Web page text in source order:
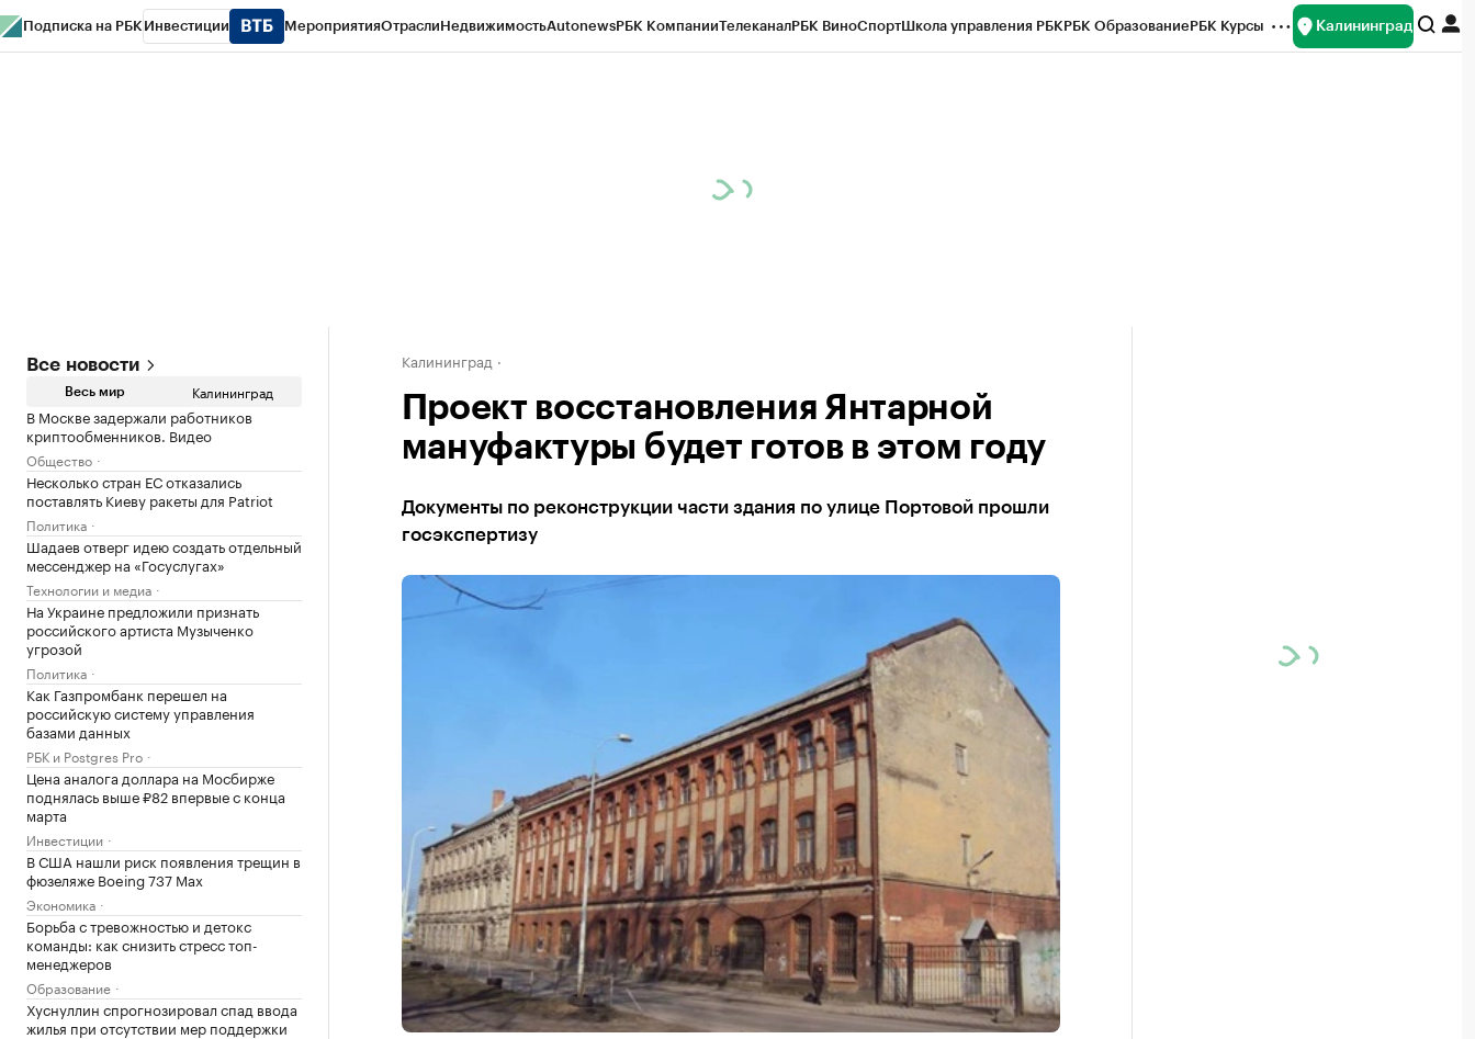
Подписка на РБК Инвестиции МероприятияОтраслиНедвижимостьAutonewsРБК КомпанииТелеканалРБК ВиноСпортШкола управления РБКРБК ОбразованиеРБК Курсы Калининград
Все новости
Весь мир Калининград
В Москве задержали работников
криптообменников. Видео
Общество
Несколько стран ЕС отказались
поставлять Киеву ракеты для Patriot
Политика
Шадаев отверг идею создать отдельный
мессенджер на «Госуслугах»
Технологии и медиа
На Украине предложили признать
российского артиста Музыченко
угрозой
Политика
Как Газпромбанк перешел на
российскую систему управления
базами данных
РБК и Postgres Pro
Цена аналога доллара на Мосбирже
поднялась выше ₽82 впервые с конца
марта
Инвестиции
В США нашли риск появления трещин в
фюзеляже Boeing 737 Max
Экономика
Борьба с тревожностью и детокс
команды: как снизить стресс топ-
менеджеров
Образование
Хуснуллин спрогнозировал спад ввода
жилья при отсутствии мер поддержки
Калининград
Проект восстановления Янтарной
мануфактуры будет готов в этом году
Документы по реконструкции части здания по улице Портовой прошли
госэкспертизу